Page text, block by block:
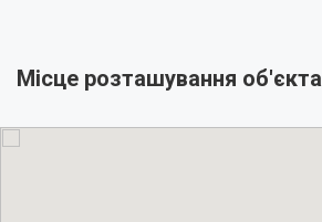
Місце розташування об'єкта